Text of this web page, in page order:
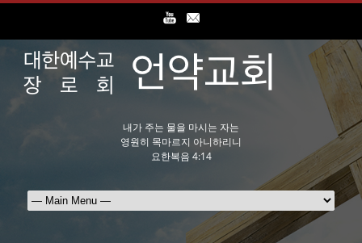
내가 주는 물을 마시는 자는
영원히 목마르지 아니하리니
요한복음 4:14